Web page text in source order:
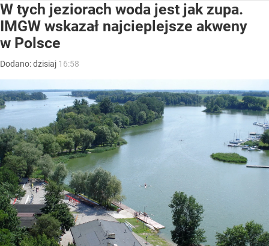
W tych jeziorach woda jest jak zupa.
IMGW wskazał najcieplejsze akweny
w Polsce
Dodano:dzisiaj 16:58